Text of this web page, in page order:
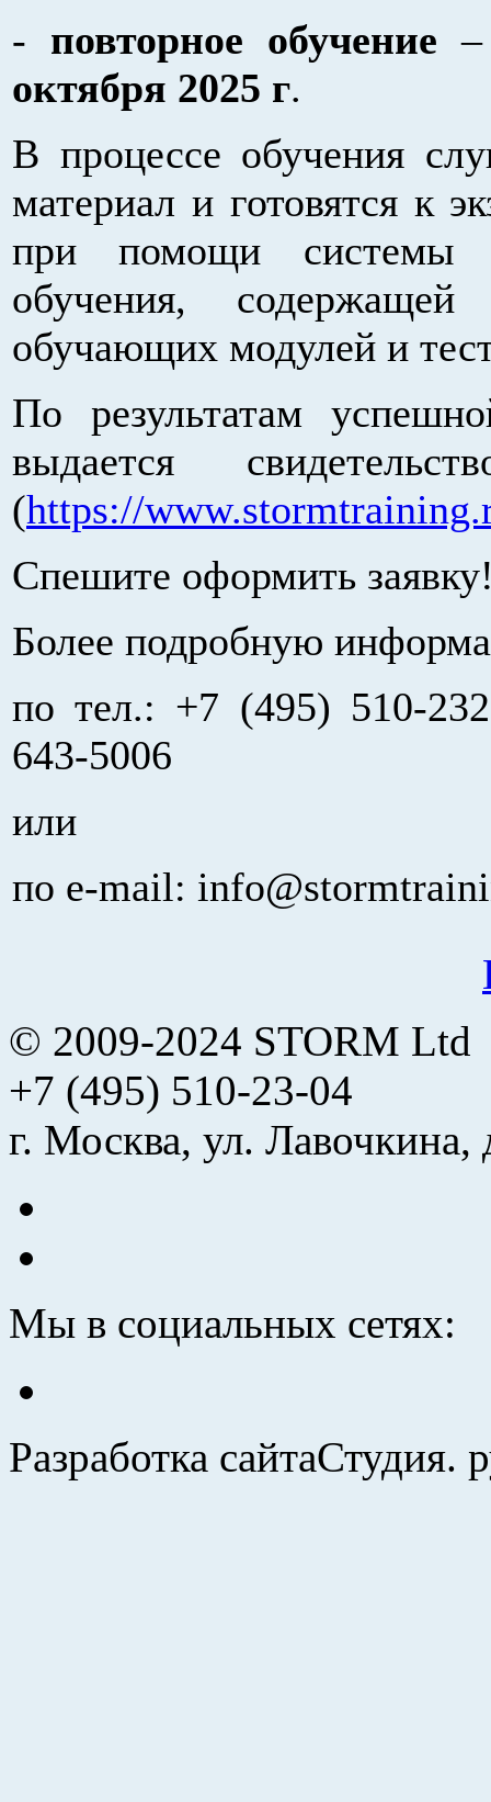
- повторное обучение
октября 2025 г.
В процессе обучения
материал и готовятся к
при помощи системы
обучения, содержащей
обучающих модулей и
По результатам
выдается
(https://
Спешите оформить
Более подробную
по тел.: +7 (495) 510-
643-5006
или
по e-mail:
© 2009-2024 STORM Ltd
+7 (495) 510-23-04
г. Москва, ул.
Мы в социальных сетях:
Разработка сайтаСтудия.